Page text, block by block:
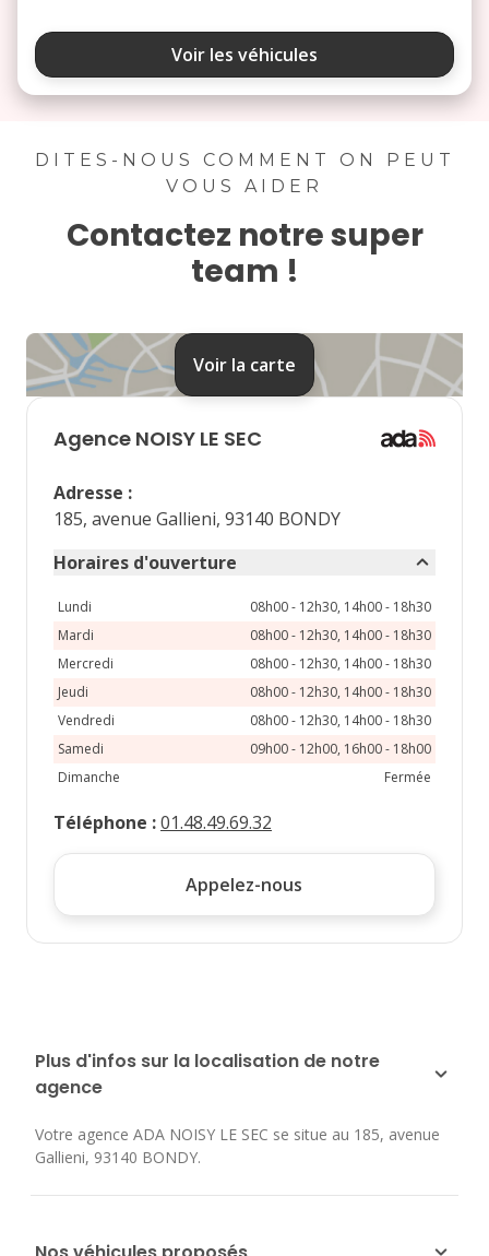
août 2026
ma me
3 4 5 6 7
17 18 19 20
31
septembre 2026
7
14
21 23 24 25
Voir les véhicules
DITES-NOUS COMMENT ON PEUT
VOUS AIDER
Contactez notre super
team !
Voir la carte
Agence NOISY LE SEC
Adresse :
185, avenue Gallieni, 93140 BONDY
Horaires d'ouverture
Lundi
08h00 - 12h30, 14h00 - 18h30
Mardi
08h00 - 12h30, 14h00 - 18h30
Mercredi
08h00 - 12h30, 14h00 - 18h30
Jeudi
08h00 - 12h30, 14h00 - 18h30
Vendredi
08h00 - 12h30, 14h00 - 18h30
Samedi
09h00 - 12h00, 16h00 - 18h00
Dimanche
Fermée
Téléphone :01.48.49.69.32
Appelez-nous
Plus d'infos sur la localisation de notre
agence
Votre agence ADA NOISY LE SEC se situe au 185, avenue
Gallieni, 93140 BONDY.